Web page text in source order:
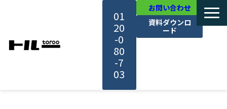
01
20
-0
80
-7
03
お問い合わせ
資料ダウンロ
ード